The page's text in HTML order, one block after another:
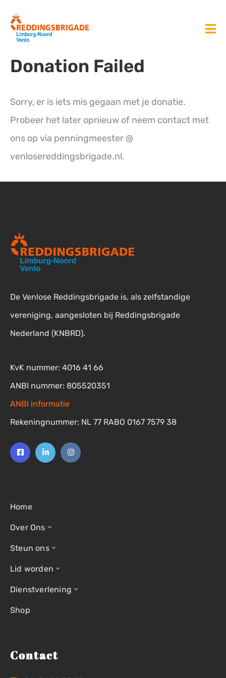
Donation Failed
Sorry, er is iets mis gegaan met je donatie.
Probeer het later opnieuw of neem contact met
ons op via penningmeester @
venlosereddingsbrigade.nl.
De Venlose Reddingsbrigade is, als zelfstandige
vereniging, aangesloten bij Reddingsbrigade
Nederland (KNBRD).
KvK nummer: 4016 41 66
ANBI nummer: 805520351
ANBI informatie
Rekeningnummer: NL 77 RABO 0167 7579 38
Home
Over Ons
Steun ons
Lid worden
Dienstverlening
Shop
Contact